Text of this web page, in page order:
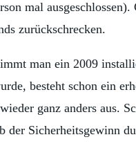
mal
zurückschrecken.
man ein 2009
besteht schon ein
ganz anders
der Sicherheitsgewinn